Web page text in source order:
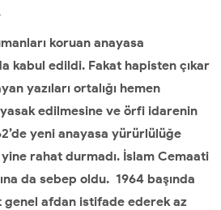
koruan anayasa
kabul edildi. Fakat hapisten çıkar
yazıları ortalığı hemen
yasak edilmesine ve örfi idarenin
yeni anayasa yürürlülüğe
rahat durmadı. İslam Cemaati
da sebep oldu. 1964 başında
afdan istifade ederek az